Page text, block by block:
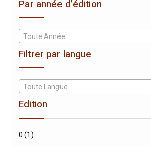
Par année d’édition
Toute Année
Filtrer par langue
Toute Langue
Edition
0 (1)